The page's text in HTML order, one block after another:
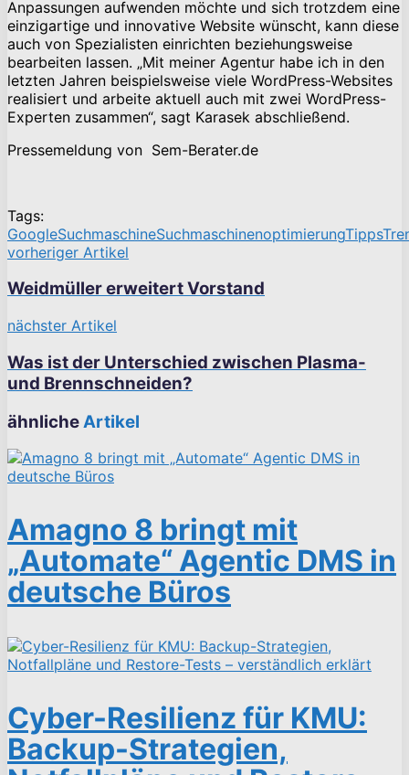
Anpassungen aufwenden möchte und sich trotzdem eine
einzigartige und innovative Website wünscht, kann diese
auch von Spezialisten einrichten beziehungsweise
bearbeiten lassen. „Mit meiner Agentur habe ich in den
letzten Jahren beispielsweise viele WordPress-Websites
realisiert und arbeite aktuell auch mit zwei WordPress-
Experten zusammen“, sagt Karasek abschließend.
Pressemeldung von Sem-Berater.de
Tags:
GoogleSuchmaschineSuchmaschinenoptimierungTipps
vorheriger Artikel
Weidmüller erweitert Vorstand
nächster Artikel
Was ist der Unterschied zwischen Plasma-
und Brennschneiden?
ähnliche Artikel
Amagno 8 bringt mit
„Automate“ Agentic DMS in
deutsche Büros
Cyber-Resilienz für KMU:
Backup-Strategien,